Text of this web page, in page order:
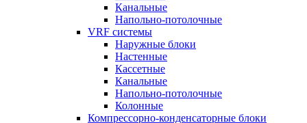
Канальные
Напольно-потолочные
VRF системы
Наружные блоки
Настенные
Кассетные
Канальные
Напольно-потолочные
Колонные
Компрессорно-конденсаторные блоки